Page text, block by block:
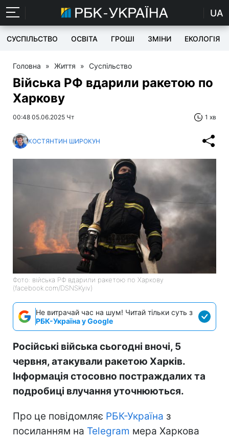
UA
СУСПІЛЬСТВО ОСВІТА ГРОШІ ЗМІНИ ЕКОЛОГІЯ
Головна » Життя » Суспільство
Війська РФ вдарили ракетою по
Харкову
00:48 05.06.2025 Чт 1 хв
КОСТЯНТИН ШИРОКУН
Фото: війська РФ вдарили ракетою по Харкову
(facebook.com/DSNSKyiv)
Не витрачай час на шум! Читай тільки суть з
РБК-Україна у Google
Російські війська сьогодні вночі, 5
червня, атакували ракетою Харків.
Інформація стосовно постраждалих та
подробиці влучання уточнюються.
Про це повідомляє РБК-Україна з
посиланням на Telegram мера Харкова